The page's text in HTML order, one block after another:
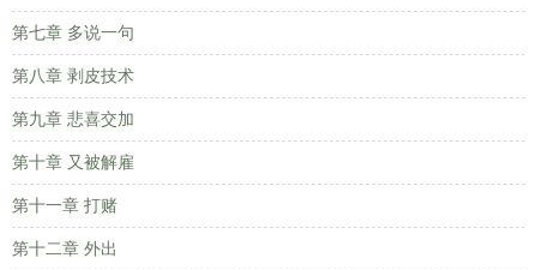
第七章 多说一句
第八章 剥皮技术
第九章 悲喜交加
第十章 又被解雇
第十一章 打赌
第十二章 外出